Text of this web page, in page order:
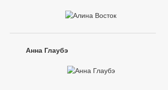
Анна Глаубэ